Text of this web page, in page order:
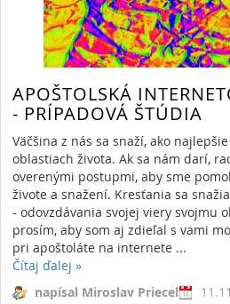
APOŠTOLSKÁ
- PRÍPADOVÁ ŠTÚDIA
Väčšina z nás sa snaží, ako
oblastiach života. Ak sa nám darí,
overenými postupmi, aby sme
živote a snažení. Kresťania sa
- odovzdávania svojej viery svojmu
prosím, aby som aj zdieľal s vami
pri apoštoláte na internete ...
Čítaj ďalej »
napísal Miroslav Priecel